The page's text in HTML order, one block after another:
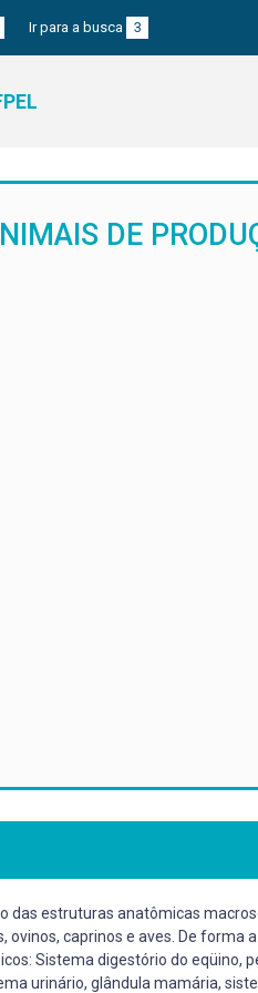
Ir para a busca 3
DE
das estruturas anatômicas
ovinos, caprinos e aves. De
Sistema digestório do
urinário, glândula mamária,